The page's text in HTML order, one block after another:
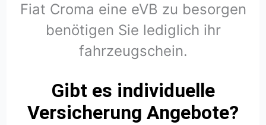
Fiat Croma eine eVB zu besorgen
benötigen Sie lediglich ihr
fahrzeugschein.
Gibt es individuelle
Versicherung Angebote?